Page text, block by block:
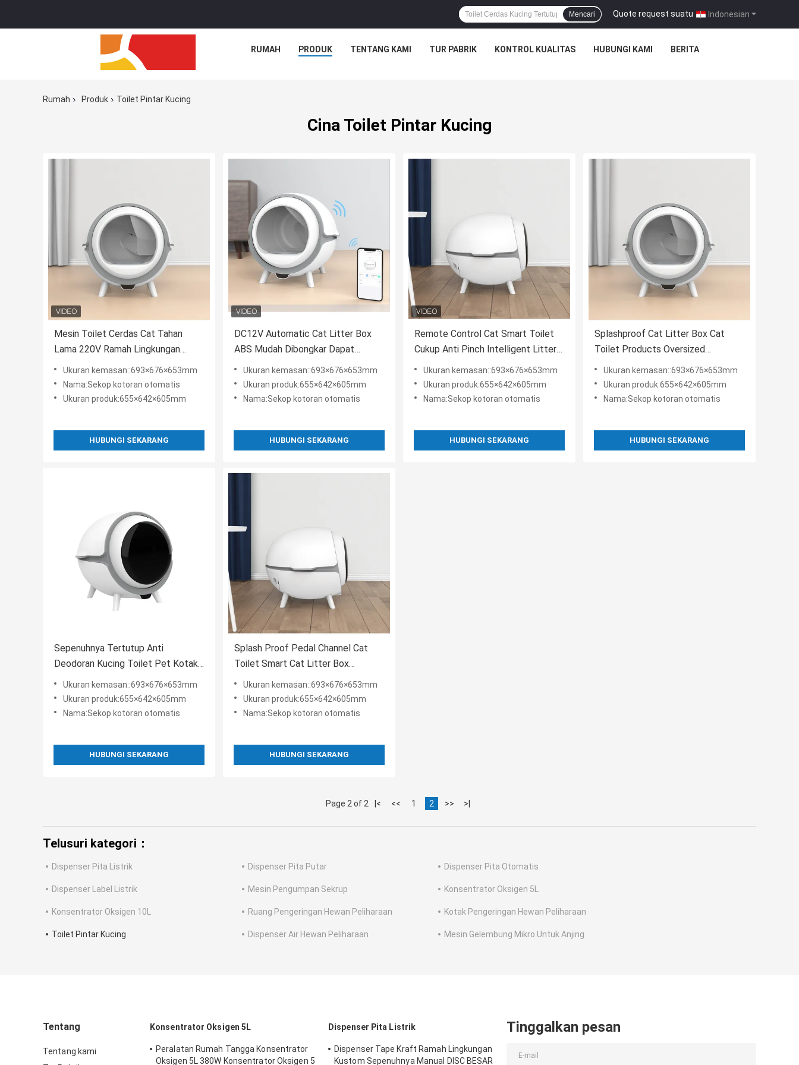
Indonesian
Quote request suatu |
Mencari
RUMAH PRODUK TENTANG KAMI TUR PABRIK KONTROL KUALITAS HUBUNGI KAMI BERITA
Rumah Produk Toilet Pintar Kucing
Cina Toilet Pintar Kucing
Mesin Toilet Cerdas Cat Tahan
Lama 220V Ramah Lingkungan
Tertutup Sepenuhnya
Ukuran kemasan::693×676×653mm
Nama:Sekop kotoran otomatis
Ukuran produk:655×642×605mm
HUBUNGI SEKARANG
DC12V Automatic Cat Litter Box
ABS Mudah Dibongkar Dapat
Disesuaikan
Ukuran kemasan::693×676×653mm
Ukuran produk:655×642×605mm
Nama:Sekop kotoran otomatis
HUBUNGI SEKARANG
Remote Control Cat Smart Toilet
Cukup Anti Pinch Intelligent Litter
Box
Ukuran kemasan::693×676×653mm
Ukuran produk:655×642×605mm
Nama:Sekop kotoran otomatis
HUBUNGI SEKARANG
Splashproof Cat Litter Box Cat
Toilet Products Oversized
Deodorant
Ukuran kemasan::693×676×653mm
Ukuran produk:655×642×605mm
Nama:Sekop kotoran otomatis
HUBUNGI SEKARANG
Sepenuhnya Tertutup Anti
Deodoran Kucing Toilet Pet Kotak
Kotoran Kucing Dengan Tutup 220V
Ukuran kemasan::693×676×653mm
Ukuran produk:655×642×605mm
Nama:Sekop kotoran otomatis
HUBUNGI SEKARANG
Splash Proof Pedal Channel Cat
Toilet Smart Cat Litter Box
Deodoran Ekstra Besar
Ukuran kemasan::693×676×653mm
Ukuran produk:655×642×605mm
Nama:Sekop kotoran otomatis
HUBUNGI SEKARANG
Page 2 of 2 |< << 1 2 >> >|
Telusuri kategori：
Dispenser Pita Listrik Dispenser Pita Putar Dispenser Pita Otomatis
Dispenser Label Listrik Mesin Pengumpan Sekrup Konsentrator Oksigen 5L
Konsentrator Oksigen 10L Ruang Pengeringan Hewan Peliharaan Kotak Pengeringan Hewan Peliharaan
Toilet Pintar Kucing Dispenser Air Hewan Peliharaan Mesin Gelembung Mikro Untuk Anjing
Tentang
Tentang kami
Konsentrator Oksigen 5L
Peralatan Rumah Tangga Konsentrator
Oksigen 5L 380W Konsentrator Oksigen 5
Dispenser Pita Listrik
Dispenser Tape Kraft Ramah Lingkungan
Kustom Sepenuhnya Manual DISC BESAR
Tinggalkan pesan